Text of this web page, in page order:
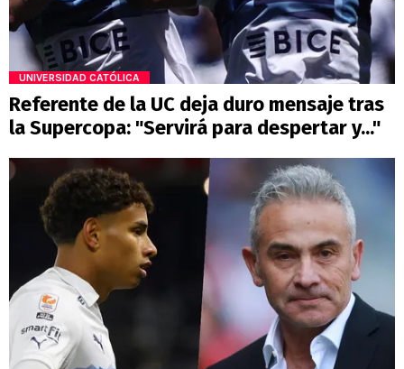
UNIVERSIDAD CATÓLICA
Referente de la UC deja duro mensaje tras
la Supercopa: "Servirá para despertar y..."